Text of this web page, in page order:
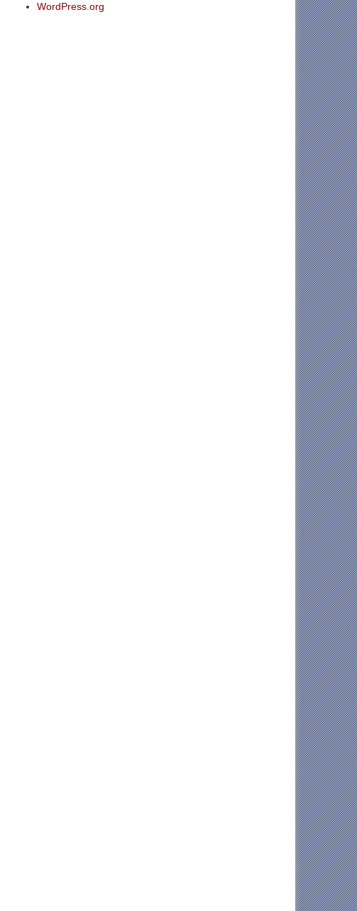
WordPress.org